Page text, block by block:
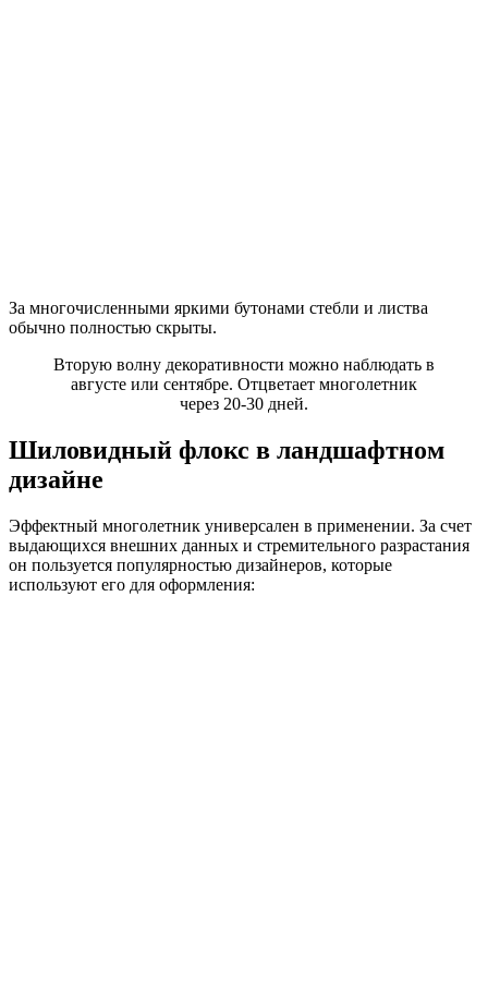
За многочисленными яркими бутонами стебли и листва
обычно полностью скрыты.
Вторую волну декоративности можно наблюдать в
августе или сентябре. Отцветает многолетник
через 20-30 дней.
Шиловидный флокс в ландшафтном
дизайне
Эффектный многолетник универсален в применении. За счет
выдающихся внешних данных и стремительного разрастания
он пользуется популярностью дизайнеров, которые
используют его для оформления: